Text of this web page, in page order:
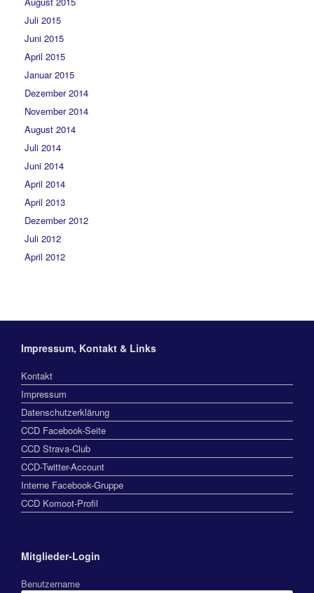
Juli 2015
Juni 2015
April 2015
Januar 2015
Dezember 2014
November 2014
August 2014
Juli 2014
Juni 2014
April 2014
April 2013
Dezember 2012
Juli 2012
April 2012
Impressum, Kontakt & Links
Kontakt
Impressum
Datenschutzerklärung
CCD Facebook-Seite
CCD Strava-Club
CCD-Twitter-Account
Interne Facebook-Gruppe
CCD Komoot-Profil
Mitglieder-Login
Benutzername